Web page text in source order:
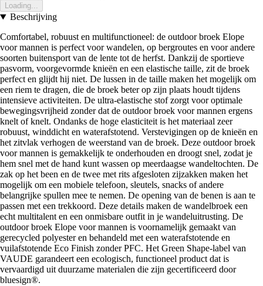
Loading...
Beschrijving
Comfortabel, robuust en multifunctioneel: de outdoor broek Elope
voor mannen is perfect voor wandelen, op bergroutes en voor andere
soorten buitensport van de lente tot de herfst. Dankzij de sportieve
pasvorm, voorgevormde knieën en een elastische taille, zit de broek
perfect en glijdt hij niet. De lussen in de taille maken het mogelijk om
een riem te dragen, die de broek beter op zijn plaats houdt tijdens
intensieve activiteiten. De ultra-elastische stof zorgt voor optimale
bewegingsvrijheid zonder dat de outdoor broek voor mannen ergens
knelt of knelt. Ondanks de hoge elasticiteit is het materiaal zeer
robuust, winddicht en waterafstotend. Verstevigingen op de knieën en
het zitvlak verhogen de weerstand van de broek. Deze outdoor broek
voor mannen is gemakkelijk te onderhouden en droogt snel, zodat je
hem snel met de hand kunt wassen op meerdaagse wandeltochten. De
zak op het been en de twee met rits afgesloten zijzakken maken het
mogelijk om een mobiele telefoon, sleutels, snacks of andere
belangrijke spullen mee te nemen. De opening van de benen is aan te
passen met een trekkoord. Deze details maken de wandelbroek een
echt multitalent en een onmisbare outfit in je wandeluitrusting. De
outdoor broek Elope voor mannen is voornamelijk gemaakt van
gerecycled polyester en behandeld met een waterafstotende en
vuilafstotende Eco Finish zonder PFC. Het Green Shape-label van
VAUDE garandeert een ecologisch, functioneel product dat is
vervaardigd uit duurzame materialen die zijn gecertificeerd door
bluesign®.